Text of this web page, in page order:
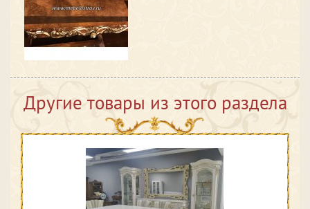
Другие товары из этого раздела